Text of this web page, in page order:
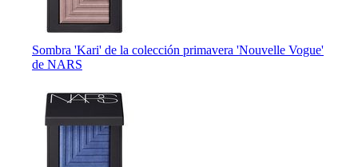
Sombra 'Kari' de la colección primavera 'Nouvelle Vogue'
de NARS